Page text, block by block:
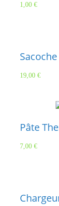
1,00 €
19,00 €
Pâte
7,00 €